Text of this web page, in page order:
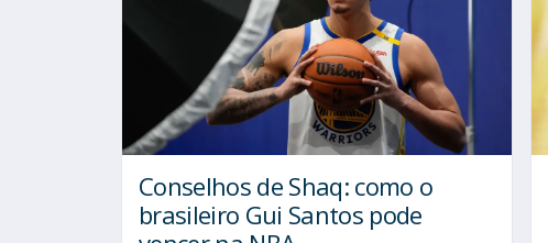
Conselhos de Shaq: como o
brasileiro Gui Santos pode